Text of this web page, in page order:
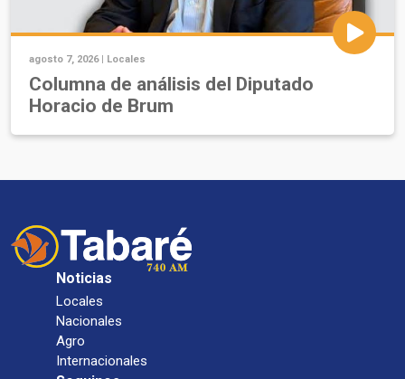
agosto 7, 2026 | Locales
Columna de análisis del Diputado
Horacio de Brum
Noticias
Locales
Nacionales
Agro
Internacionales